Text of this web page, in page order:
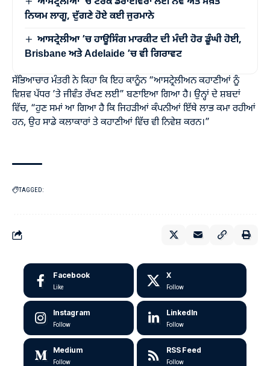
ਨਿਯਮ ਲਾਗੂ, ਦੁੱਗਣੇ ਹੋਏ ਕਈ ਜੁਰਮਾਨੇ
ਆਸਟ੍ਰੇਲੀਆ ’ਚ ਹਾਊਸਿੰਗ ਮਾਰਕੀਟ ਦੀ ਮੰਦੀ ਹੋਰ ਡੂੰਘੀ ਹੋਈ,
Brisbane ਅਤੇ Adelaide ’ਚ ਵੀ ਗਿਰਾਵਟ
ਸੱਭਿਆਚਾਰ ਮੰਤਰੀ ਨੇ ਕਿਹਾ ਕਿ ਇਹ ਕਾਨੂੰਨ “ਆਸਟ੍ਰੇਲੀਅਨ ਕਹਾਣੀਆਂ ਨੂੰ
ਵਿਸ਼ਵ ਪੱਧਰ ’ਤੇ ਜੀਵੰਤ ਰੱਖਣ ਲਈ” ਬਣਾਇਆ ਗਿਆ ਹੈ। ਉਨ੍ਹਾਂ ਦੇ ਸ਼ਬਦਾਂ
ਵਿੱਚ, “ਹੁਣ ਸਮਾਂ ਆ ਗਿਆ ਹੈ ਕਿ ਜਿਹੜੀਆਂ ਕੰਪਨੀਆਂ ਇੱਥੇ ਲਾਭ ਕਮਾ ਰਹੀਆਂ
ਹਨ, ਉਹ ਸਾਡੇ ਕਲਾਕਾਰਾਂ ਤੇ ਕਹਾਣੀਆਂ ਵਿੱਚ ਵੀ ਨਿਵੇਸ਼ ਕਰਨ।”
TAGGED:
Facebook
Like
X
Follow
Instagram
Follow
LinkedIn
Follow
Medium
Follow
RSS Feed
Follow